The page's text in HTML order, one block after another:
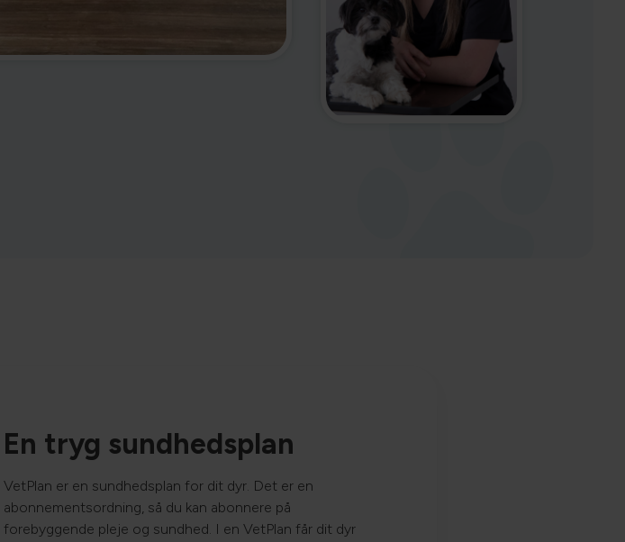
En tryg sundhedsplan
VetPlan er en sundhedsplan for dit dyr. Det er en
abonnementsordning, så du kan abonnere på
forebyggende pleje og sundhed. I en VetPlan får dit dyr